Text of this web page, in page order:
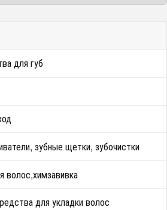
для губ
зубные щетки, зубочистки
волос,химзавивка
для укладки волос